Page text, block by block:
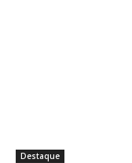
Destaque